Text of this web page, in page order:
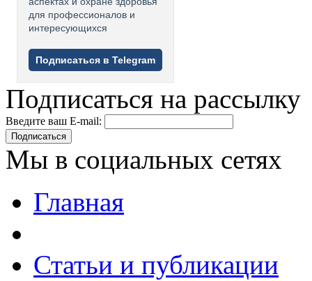
для профессионалов и
интересующихся
Подписаться в Telegram
Подписаться на рассылку
Введите ваш E-mail:
Подписаться
Мы в социальных сетях
Главная
Статьи и публикации